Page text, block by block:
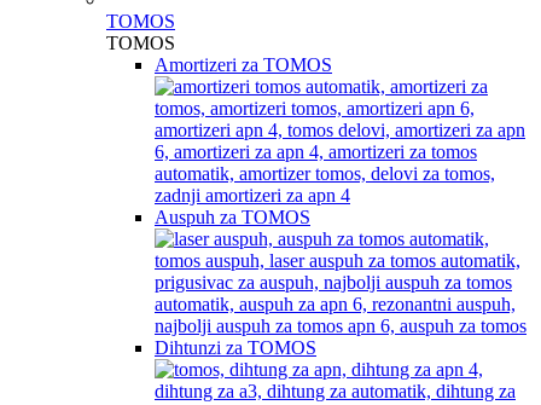
TOMOS
TOMOS
Amortizeri za TOMOS
Auspuh za TOMOS
Dihtunzi za TOMOS